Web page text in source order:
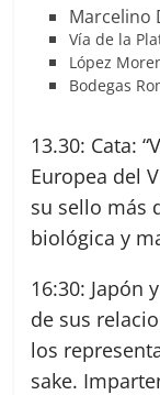
Marcelino
Vía de la
López
Bodegas
13.30: Cata:
Europea del
su sello más
biológica y
16:30: Japón
de sus
los
sake.